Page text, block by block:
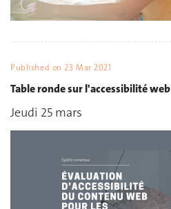
Published on23 Mar 2021
Table ronde sur l'accessibilité web
Jeudi 25 mars